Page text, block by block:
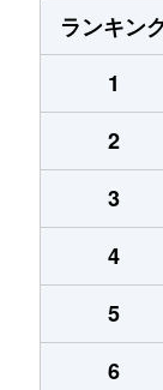
ランキン
1
2
3
4
5
6